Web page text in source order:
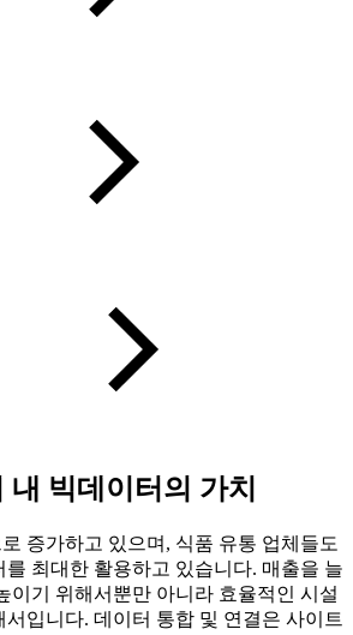
빅데이터의 가치
증가하고 있으며, 식품 유통 업체들도
최대한 활용하고 있습니다. 매출을 늘
이기 위해서뿐만 아니라 효율적인 시설
입니다. 데이터 통합 및 연결은 사이트